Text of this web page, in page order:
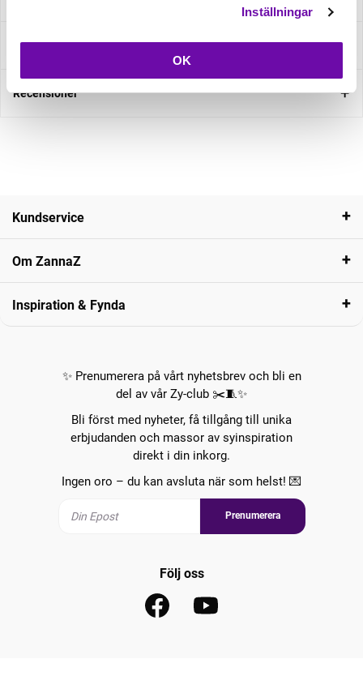
Inställningar
OK
Fråga om produkt
Recensioner
Kundservice
Om ZannaZ
Inspiration & Fynda
✨ Prenumerera på vårt nyhetsbrev och bli en
del av vår Zy-club ✂️🧵✨
Bli först med nyheter, få tillgång till unika
erbjudanden och massor av syinspiration
direkt i din inkorg.
Ingen oro – du kan avsluta när som helst! 💌
Prenumerera
Följ oss